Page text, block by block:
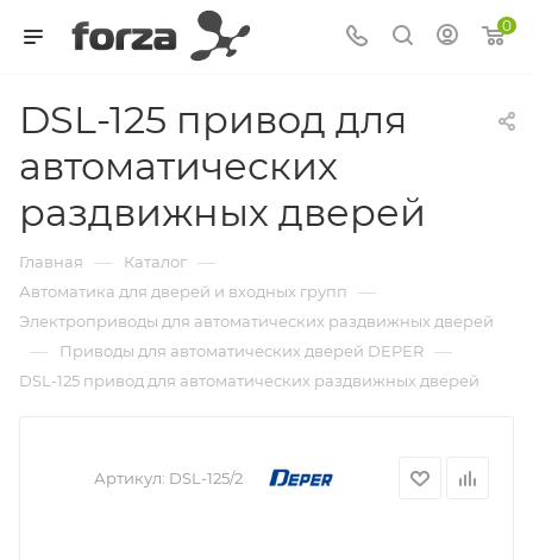
0
DSL-125 привод для
автоматических
раздвижных дверей
Главная — Каталог —
Автоматика для дверей и входных групп —
Электроприводы для автоматических раздвижных дверей
— Приводы для автоматических дверей DEPER —
DSL-125 привод для автоматических раздвижных дверей
Артикул: DSL-125/2